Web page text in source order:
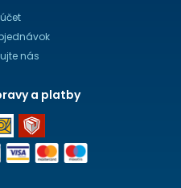
nás
a platby